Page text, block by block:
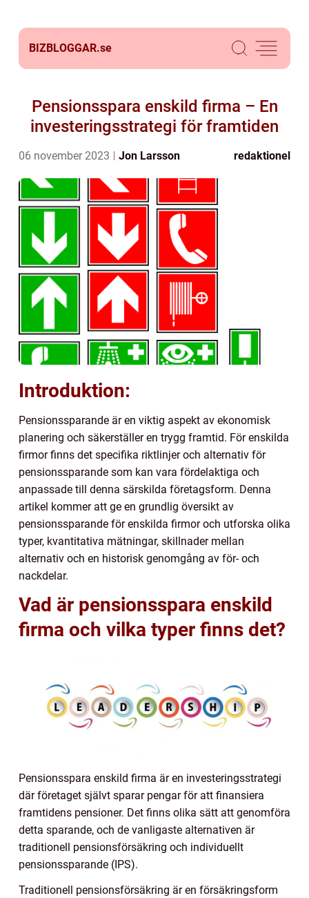
BIZBLOGGAR.se
Pensionsspara enskild firma – En
investeringsstrategi för framtiden
06 november 2023 Jon Larsson redaktionel
Introduktion:
Pensionssparande är en viktig aspekt av ekonomisk
planering och säkerställer en trygg framtid. För enskilda
firmor finns det specifika riktlinjer och alternativ för
pensionssparande som kan vara fördelaktiga och
anpassade till denna särskilda företagsform. Denna
artikel kommer att ge en grundlig översikt av
pensionssparande för enskilda firmor och utforska olika
typer, kvantitativa mätningar, skillnader mellan
alternativ och en historisk genomgång av för- och
nackdelar.
Vad är pensionsspara enskild
firma och vilka typer finns det?
Pensionsspara enskild firma är en investeringsstrategi
där företaget självt sparar pengar för att finansiera
framtidens pensioner. Det finns olika sätt att genomföra
detta sparande, och de vanligaste alternativen är
traditionell pensionsförsäkring och individuellt
pensionssparande (IPS).
Traditionell pensionsförsäkring är en försäkringsform